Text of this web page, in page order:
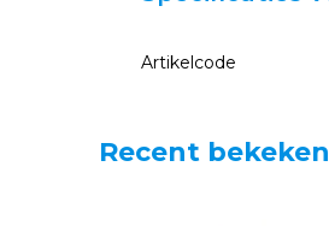
Artikelcode
Recent bekeken